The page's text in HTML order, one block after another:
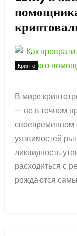
Крипто
В мире
— не в точном
своевременном
уязвимостей
ликвидность
расходиться с
рождаются